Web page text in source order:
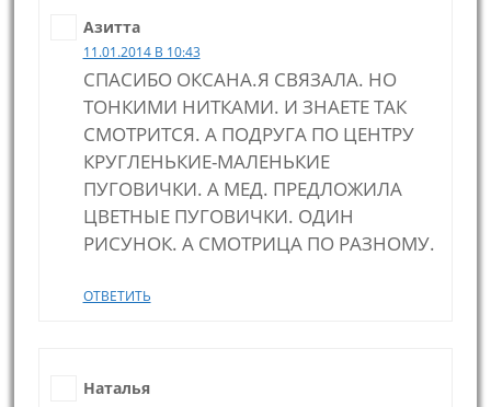
Азитта
11.01.2014 В 10:43
СПАСИБО ОКСАНА.Я СВЯЗАЛА. НО
ТОНКИМИ НИТКАМИ. И ЗНАЕТЕ ТАК
СМОТРИТСЯ. А ПОДРУГА ПО ЦЕНТРУ
КРУГЛЕНЬКИЕ-МАЛЕНЬКИЕ
ПУГОВИЧКИ. А МЕД. ПРЕДЛОЖИЛА
ЦВЕТНЫЕ ПУГОВИЧКИ. ОДИН
РИСУНОК. А СМОТРИЦА ПО РАЗНОМУ.
ОТВЕТИТЬ
Наталья